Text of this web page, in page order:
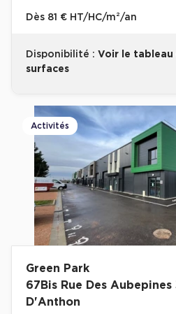
Dès 81 € HT/HC/m²/an
Disponibilité : Voir le tableau
surfaces
Activités
Green Park
67Bis Rue Des
D'Anthon